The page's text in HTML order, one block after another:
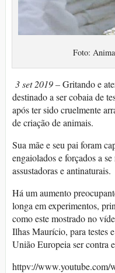
Foto:
3 set 2019 –Gritando e
destinado a ser cobaia de
após ter sido cruelmente
de criação de animais.
Sua mãe e seu pai foram
engaiolados e forçados a
assustadoras e antinaturais.
Há um aumento
longa em experimentos,
como este mostrado no
Ilhas Maurício, para testes
União Europeia ser contra
httpv://